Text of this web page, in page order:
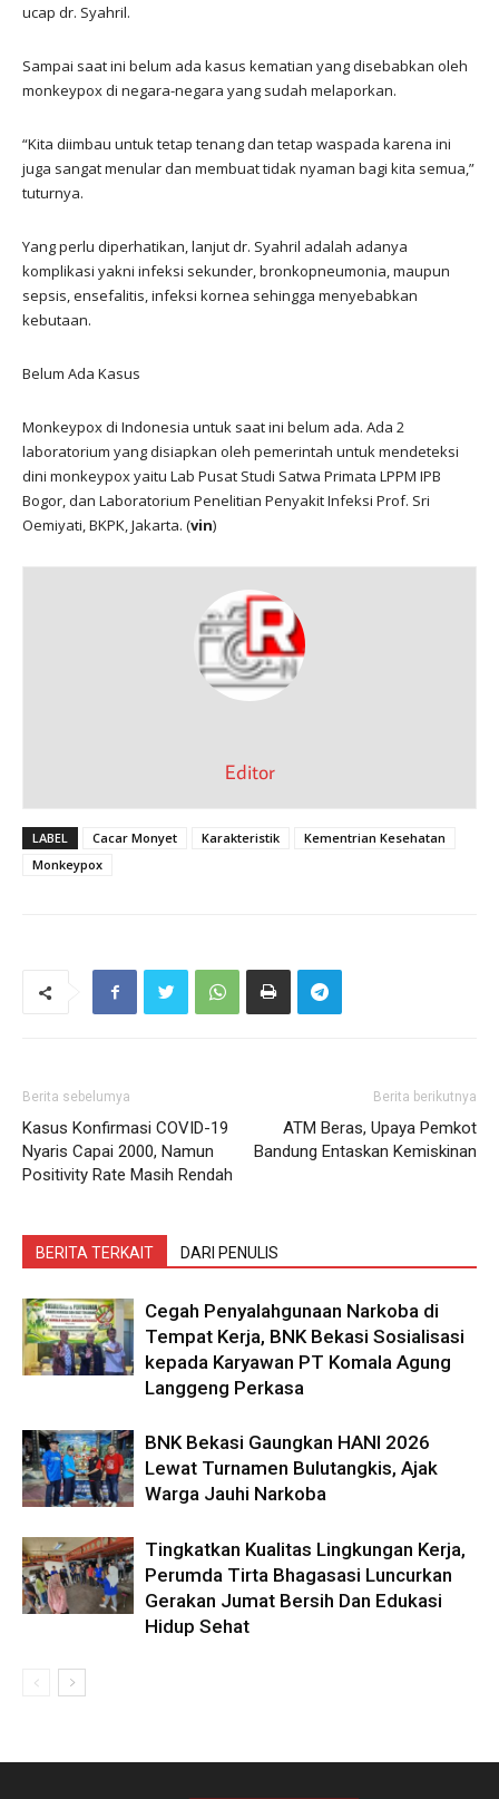
ucap dr. Syahril.
Sampai saat ini belum ada kasus kematian yang disebabkan oleh
monkeypox di negara-negara yang sudah melaporkan.
“Kita diimbau untuk tetap tenang dan tetap waspada karena ini
juga sangat menular dan membuat tidak nyaman bagi kita semua,”
tuturnya.
Yang perlu diperhatikan, lanjut dr. Syahril adalah adanya
komplikasi yakni infeksi sekunder, bronkopneumonia, maupun
sepsis, ensefalitis, infeksi kornea sehingga menyebabkan
kebutaan.
Belum Ada Kasus
Monkeypox di Indonesia untuk saat ini belum ada. Ada 2
laboratorium yang disiapkan oleh pemerintah untuk mendeteksi
dini monkeypox yaitu Lab Pusat Studi Satwa Primata LPPM IPB
Bogor, dan Laboratorium Penelitian Penyakit Infeksi Prof. Sri
Oemiyati, BKPK, Jakarta. (vin)
Editor
LABEL Cacar Monyet Karakteristik
Kementrian Kesehatan
Monkeypox
Berita sebelumya
Kasus Konfirmasi COVID-19
Nyaris Capai 2000, Namun
Positivity Rate Masih Rendah
Berita berikutnya
ATM Beras, Upaya Pemkot
Bandung Entaskan Kemiskinan
BERITA TERKAIT DARI PENULIS
Cegah Penyalahgunaan Narkoba di
Tempat Kerja, BNK Bekasi Sosialisasi
kepada Karyawan PT Komala Agung
Langgeng Perkasa
BNK Bekasi Gaungkan HANI 2026
Lewat Turnamen Bulutangkis, Ajak
Warga Jauhi Narkoba
Tingkatkan Kualitas Lingkungan Kerja,
Perumda Tirta Bhagasasi Luncurkan
Gerakan Jumat Bersih Dan Edukasi
Hidup Sehat